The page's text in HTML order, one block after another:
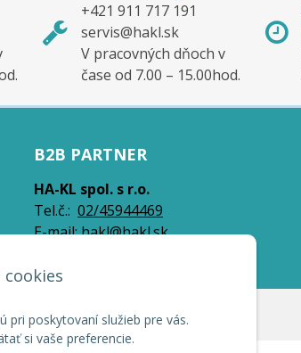
cookies
pri poskytovaní služieb pre vás.
si vaše preferencie.
+421 911 717 191
servis@hakl.sk
V pracovných dňoch v
čase od 7.00 – 15.00hod.
B2B PARTNER
HA-KL spol. s r.o.
Tel.č.: 02/45944469
E-mail:hakl@hakl.sk
&e-shop Pohoda Connector byNextCom s.r.o.